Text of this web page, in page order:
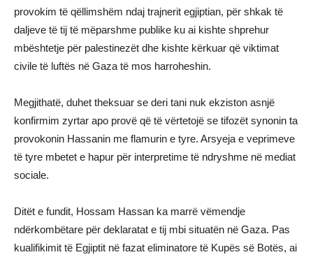
provokim të qëllimshëm ndaj trajnerit egjiptian, për shkak të
daljeve të tij të mëparshme publike ku ai kishte shprehur
mbështetje për palestinezët dhe kishte kërkuar që viktimat
civile të luftës në Gaza të mos harroheshin.
Megjithatë, duhet theksuar se deri tani nuk ekziston asnjë
konfirmim zyrtar apo provë që të vërtetojë se tifozët synonin ta
provokonin Hassanin me flamurin e tyre. Arsyeja e veprimeve
të tyre mbetet e hapur për interpretime të ndryshme në mediat
sociale.
Ditët e fundit, Hossam Hassan ka marrë vëmendje
ndërkombëtare për deklaratat e tij mbi situatën në Gaza. Pas
kualifikimit të Egjiptit në fazat eliminatore të Kupës së Botës, ai